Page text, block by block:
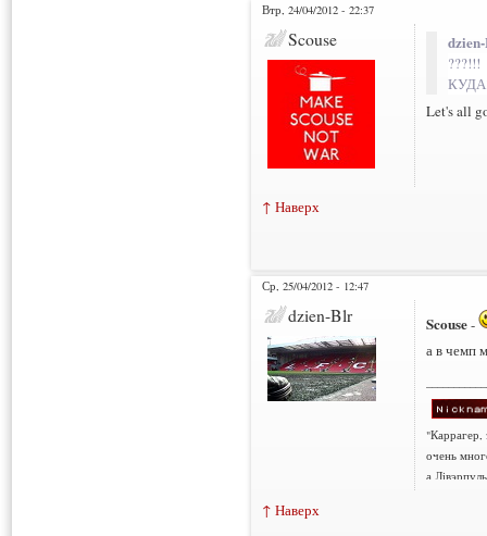
Втр, 24/04/2012 - 22:37
Scouse
???!!!
Let's all
↑ Наверх
Ср, 25/04/2012 - 12:47
dzien-Blr Scouse-
а в чемп
"Каррагер,
очень
а
↑ Наверх